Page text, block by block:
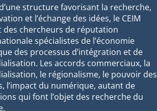
structure favorisant la recherche,
et l’échange des idées, le CEIM
des chercheurs de réputation
spécialistes de l’économie
des processus d’intégration et de
Les accords commerciaux, la
le régionalisme, le pouvoir des
l’impact du numérique, autant de
qui font l’objet des recherche du